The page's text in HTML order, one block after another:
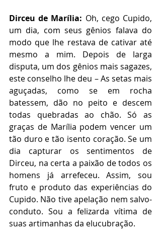
Dirceu de Marília: Oh, cego Cupido,
um dia, com seus gênios falava do
modo que lhe restava de cativar até
mesmo a mim. Depois de larga
disputa, um dos gênios mais sagazes,
este conselho lhe deu – As setas mais
aguçadas, como se em rocha
batessem, dão no peito e descem
todas quebradas ao chão. Só as
graças de Marília podem vencer um
tão duro e tão isento coração. Se um
dia capturar os sentimentos de
Dirceu, na certa a paixão de todos os
homens já arrefeceu. Assim, sou
fruto e produto das experiências do
Cupido. Não tive apelação nem salvo-
conduto. Sou a felizarda vítima de
suas artimanhas da elucubração.